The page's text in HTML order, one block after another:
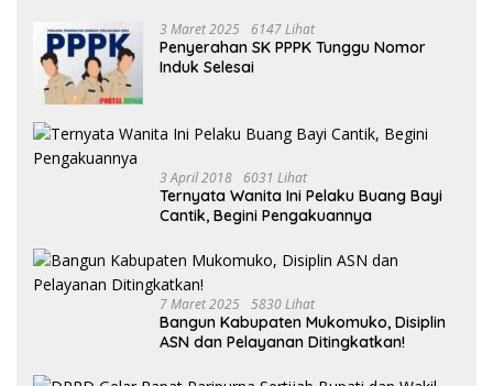
3 Maret 2025 6147 Lihat
Penyerahan SK PPPK Tunggu Nomor
Induk Selesai
3 April 2018 6031 Lihat
Ternyata Wanita Ini Pelaku Buang Bayi
Cantik, Begini Pengakuannya
7 Maret 2025 5830 Lihat
Bangun Kabupaten Mukomuko, Disiplin
ASN dan Pelayanan Ditingkatkan!